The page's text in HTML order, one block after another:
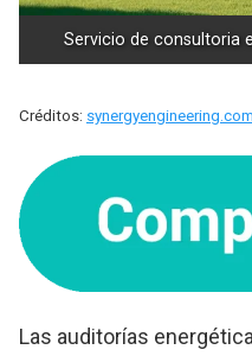
Servicio de consultoria
Créditos: synergyengineering.com
Las auditorías